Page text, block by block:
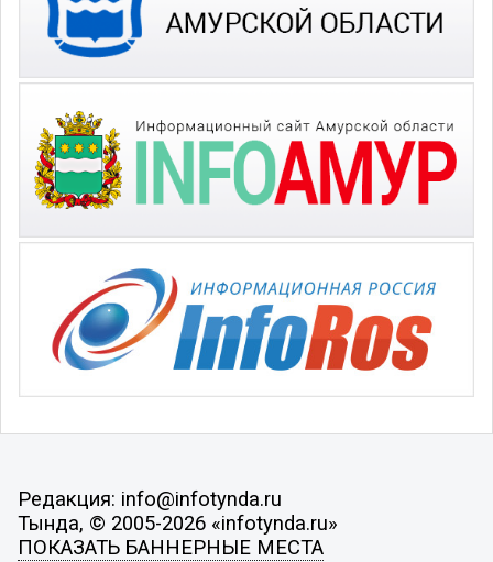
Редакция: info@infotynda.ru
Тында, © 2005-2026 «infotynda.ru»
ПОКАЗАТЬ БАННЕРНЫЕ МЕСТА